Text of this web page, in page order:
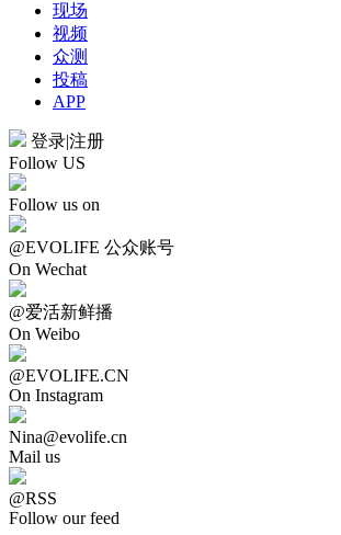
现场
视频
众测
投稿
APP
登录|注册
Follow US
Follow us on
@EVOLIFE 公众账号
On Wechat
@爱活新鲜播
On Weibo
@EVOLIFE.CN
On Instagram
Nina@evolife.cn
Mail us
@RSS
Follow our feed